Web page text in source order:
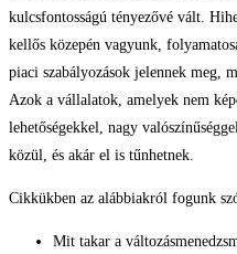
kulcsfontosságú tényezővé vált.
kellős közepén vagyunk,
piaci szabályozások jelennek meg,
Azok a vállalatok, amelyek nem
lehetőségekkel, nagy
közül, és akár el is tűnhetnek.
Cikkükben az alábbiakról fogunk
Mit takar a